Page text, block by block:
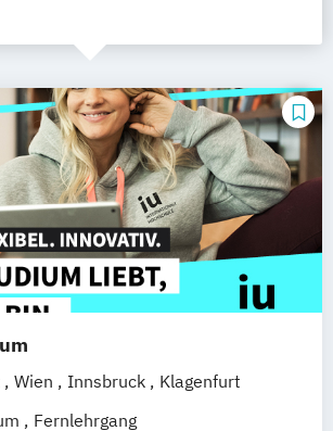
Wien Innsbruck
Klagenfurt
Fernlehrgang